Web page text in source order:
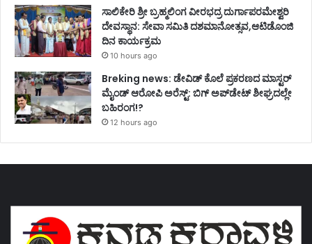
ಸಾಲಿಕೇರಿ ಶ್ರೀ ಬ್ರಹ್ಮಲಿಂಗ ವೀರಭದ್ರ ದುರ್ಗಾಪರಮೇಶ್ವರಿ
ದೇವಸ್ಥಾನ: ಸೇವಾ ಸಮಿತಿ ದಶಮಾನೋತ್ಸವ,ಆಟಿಡೊಂಜಿ
ದಿನ ಕಾರ್ಯಕ್ರಮ
10 hours ago
Breking news: ಡೇವಿಡ್ ಕೊಲೆ ಪ್ರಕರಣದ ಮಾಸ್ಟರ್
ಮೈಂಡ್ ಆರೋಪಿ ಅರೆಸ್ಟ್: ಬಿಗ್ ಅಪ್‌ಡೇಟ್ ಶೀಘ್ರದಲ್ಲೇ
ಬಹಿರಂಗ!?
12 hours ago